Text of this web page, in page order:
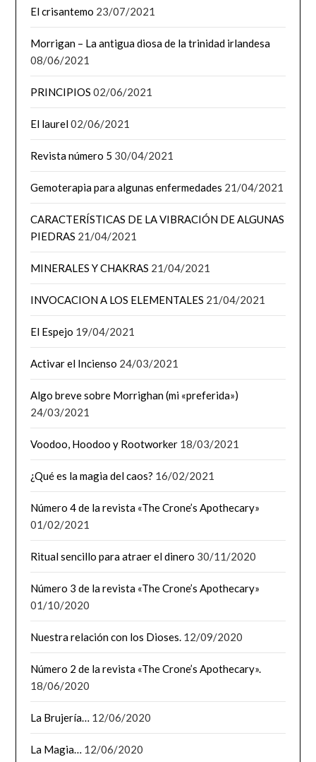
El crisantemo 23/07/2021
Morrigan – La antigua diosa de la trinidad irlandesa
08/06/2021
PRINCIPIOS 02/06/2021
El laurel02/06/2021
Revista número 5 30/04/2021
Gemoterapia para algunas enfermedades 21/04/2021
CARACTERÍSTICAS DE LA VIBRACIÓN DE ALGUNAS
PIEDRAS 21/04/2021
MINERALES Y CHAKRAS 21/04/2021
INVOCACION A LOS ELEMENTALES 21/04/2021
El Espejo 19/04/2021
Activar el Incienso 24/03/2021
Algo breve sobre Morrighan (mi «preferida»)
24/03/2021
Voodoo, Hoodoo y Rootworker 18/03/2021
¿Qué es la magia del caos? 16/02/2021
Número 4 de la revista «The Crone’s Apothecary»
01/02/2021
Ritual sencillo para atraer el dinero 30/11/2020
Número 3 de la revista «The Crone’s Apothecary»
01/10/2020
Nuestra relación con los Dioses. 12/09/2020
Número 2 de la revista «The Crone’s Apothecary».
18/06/2020
La Brujería… 12/06/2020
La Magia… 12/06/2020